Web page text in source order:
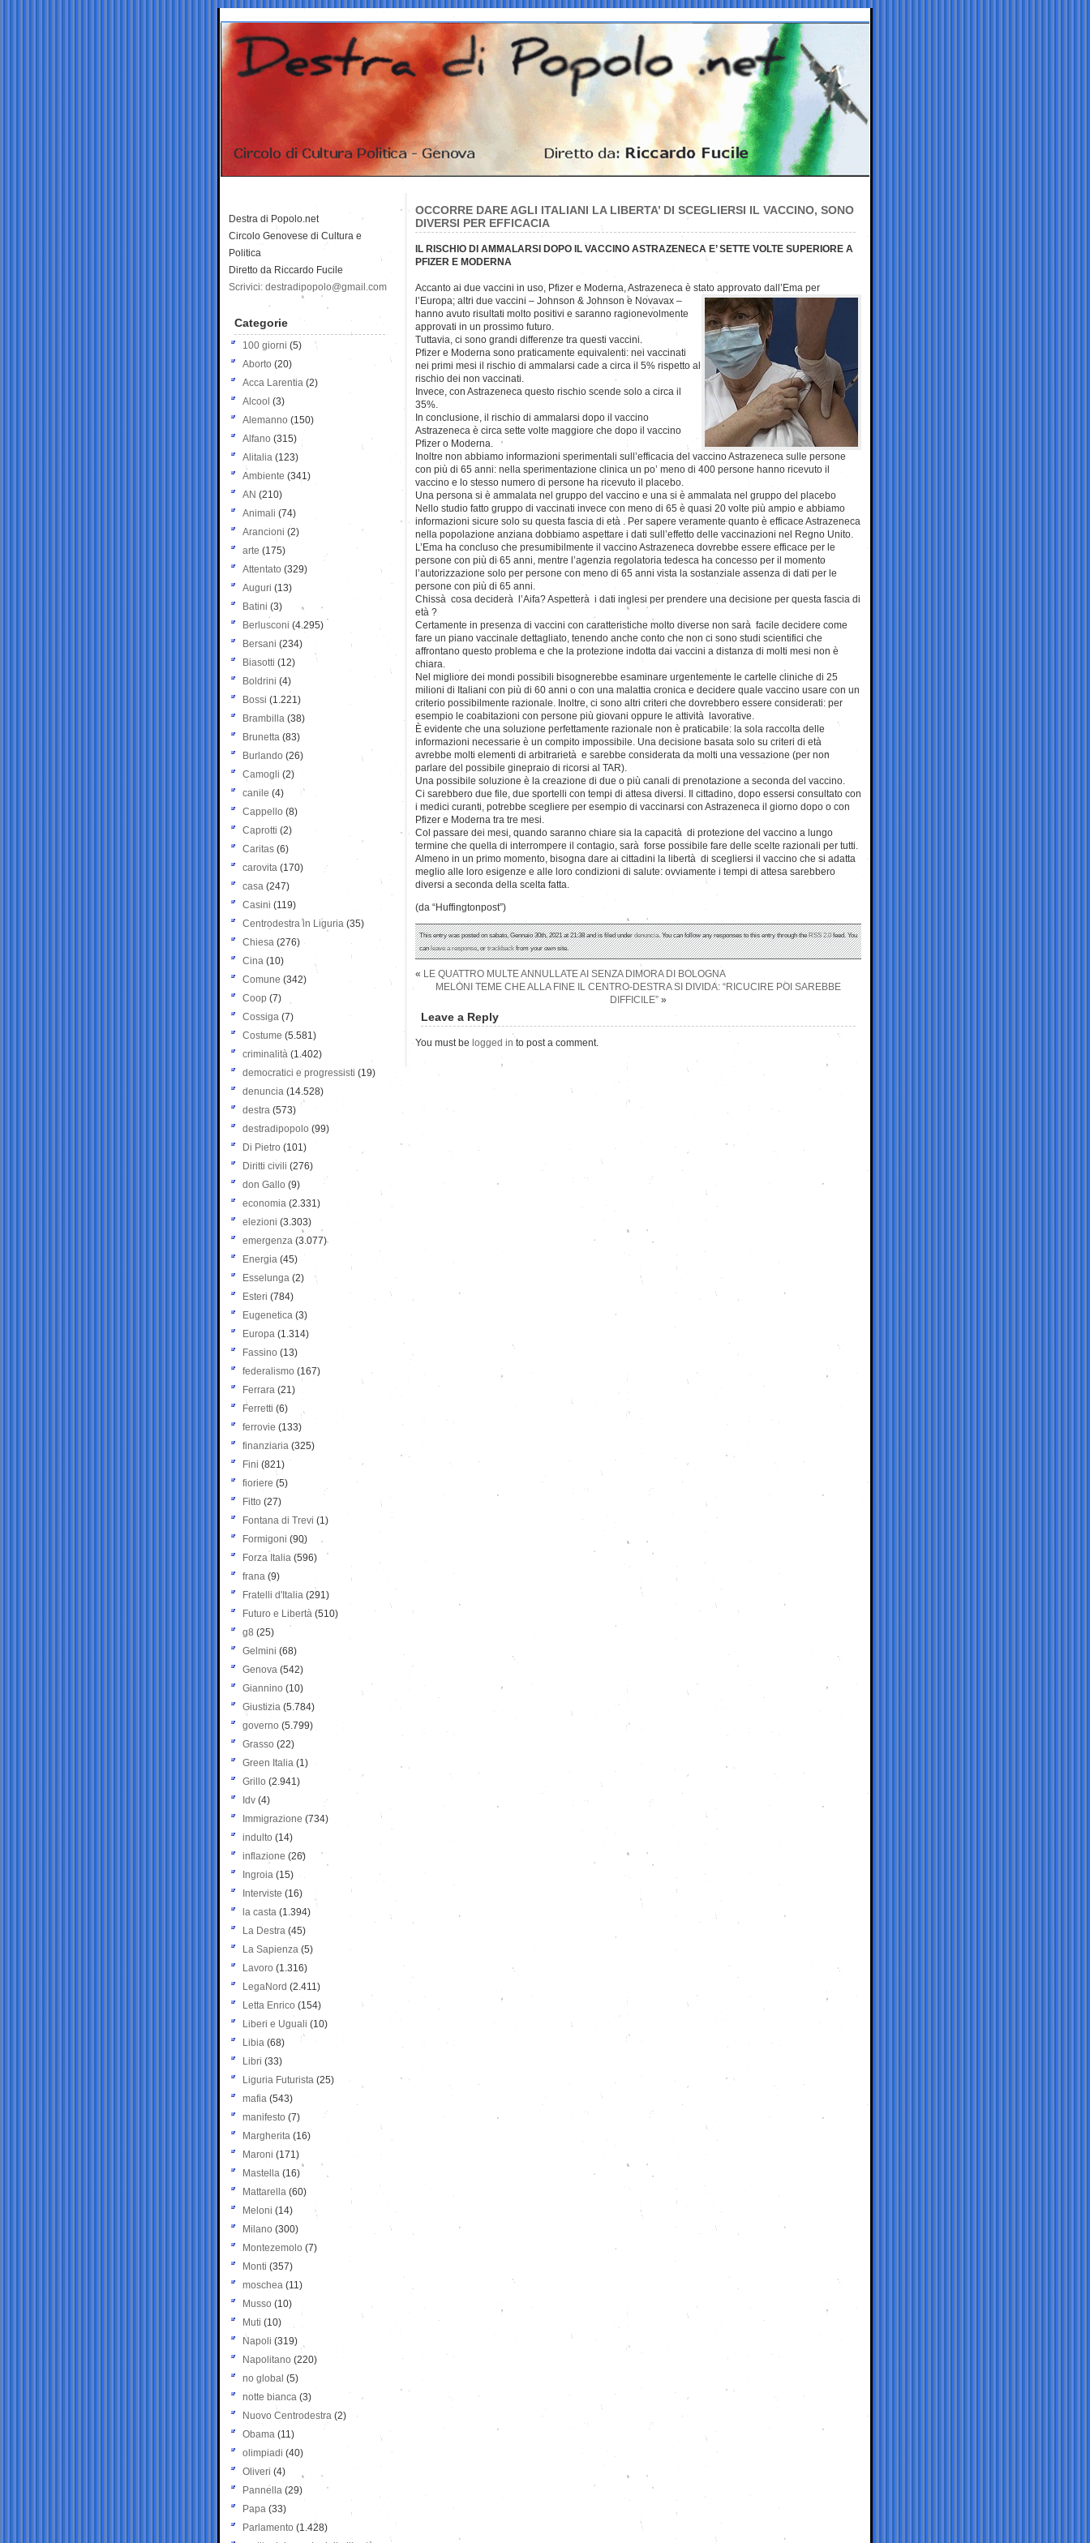
OCCORRE DARE AGLI ITALIANI LA LIBERTA’ DI SCEGLIERSI IL VACCINO, SONO
DIVERSI PER EFFICACIA
IL RISCHIO DI AMMALARSI DOPO IL VACCINO ASTRAZENECA E’ SETTE VOLTE SUPERIORE A
PFIZER E MODERNA
Accanto ai due vaccini in uso, Pfizer e Moderna, Astrazeneca è stato approvato dall’Ema per
l’Europa; altri due vaccini – Johnson & Johnson e Novavax –
hanno avuto risultati molto positivi e saranno ragionevolmente
approvati in un prossimo futuro.
Tuttavia, ci sono grandi differenze tra questi vaccini.
Pfizer e Moderna sono praticamente equivalenti: nei vaccinati
nei primi mesi il rischio di ammalarsi cade a circa il 5% rispetto al
rischio dei non vaccinati.
Invece, con Astrazeneca questo rischio scende solo a circa il
35%.
In conclusione, il rischio di ammalarsi dopo il vaccino
Astrazeneca è circa sette volte maggiore che dopo il vaccino
Pfizer o Moderna.
Inoltre non abbiamo informazioni sperimentali sull’efficacia del vaccino Astrazeneca sulle persone
con più di 65 anni: nella sperimentazione clinica un po’ meno di 400 persone hanno ricevuto il
vaccino e lo stesso numero di persone ha ricevuto il placebo.
Una persona si è ammalata nel gruppo del vaccino e una si è ammalata nel gruppo del placebo
Nello studio fatto gruppo di vaccinati invece con meno di 65 è quasi 20 volte più ampio e abbiamo
informazioni sicure solo su questa fascia di età . Per sapere veramente quanto è efficace Astrazeneca
nella popolazione anziana dobbiamo aspettare i dati sull’effetto delle vaccinazioni nel Regno Unito.
L’Ema ha concluso che presumibilmente il vaccino Astrazeneca dovrebbe essere efficace per le
persone con più di 65 anni, mentre l’agenzia regolatoria tedesca ha concesso per il momento
l’autorizzazione solo per persone con meno di 65 anni vista la sostanziale assenza di dati per le
persone con più di 65 anni.
Chissà cosa deciderà l’Aifa? Aspetterà i dati inglesi per prendere una decisione per questa fascia di
età ?
Certamente in presenza di vaccini con caratteristiche molto diverse non sarà facile decidere come
fare un piano vaccinale dettagliato, tenendo anche conto che non ci sono studi scientifici che
affrontano questo problema e che la protezione indotta dai vaccini a distanza di molti mesi non è
chiara.
Nel migliore dei mondi possibili bisognerebbe esaminare urgentemente le cartelle cliniche di 25
milioni di Italiani con più di 60 anni o con una malattia cronica e decidere quale vaccino usare con un
criterio possibilmente razionale. Inoltre, ci sono altri criteri che dovrebbero essere considerati: per
esempio le coabitazioni con persone più giovani oppure le attività lavorative.
È evidente che una soluzione perfettamente razionale non è praticabile: la sola raccolta delle
informazioni necessarie è un compito impossibile. Una decisione basata solo su criteri di età
avrebbe molti elementi di arbitrarietà e sarebbe considerata da molti una vessazione (per non
parlare del possibile ginepraio di ricorsi al TAR).
Una possibile soluzione è la creazione di due o più canali di prenotazione a seconda del vaccino.
Ci sarebbero due file, due sportelli con tempi di attesa diversi. Il cittadino, dopo essersi consultato con
i medici curanti, potrebbe scegliere per esempio di vaccinarsi con Astrazeneca il giorno dopo o con
Pfizer e Moderna tra tre mesi.
Col passare dei mesi, quando saranno chiare sia la capacità di protezione del vaccino a lungo
termine che quella di interrompere il contagio, sarà forse possibile fare delle scelte razionali per tutti.
Almeno in un primo momento, bisogna dare ai cittadini la libertà di scegliersi il vaccino che si adatta
meglio alle loro esigenze e alle loro condizioni di salute: ovviamente i tempi di attesa sarebbero
diversi a seconda della scelta fatta.
(da “Huffingtonpost”)
This entry was posted on sabato, Gennaio 30th, 2021 at 21:38 and is filed underdenuncia. You can follow any responses to this entry through theRSS 2.0feed. You
canleave a response, ortrackbackfrom your own site.
« LE QUATTRO MULTE ANNULLATE AI SENZA DIMORA DI BOLOGNA
MELONI TEME CHE ALLA FINE IL CENTRO-DESTRA SI DIVIDA: “RICUCIRE POI SAREBBE
DIFFICILE” »
Leave a Reply
You must be logged in to post a comment.
Destra di Popolo.net
Circolo Genovese di Cultura e
Politica
Diretto da Riccardo Fucile
Scrivici: destradipopolo@gmail.com
Categorie
100 giorni (5)
Aborto (20)
Acca Larentia (2)
Alcool (3)
Alemanno (150)
Alfano (315)
Alitalia (123)
Ambiente (341)
AN (210)
Animali (74)
Arancioni (2)
arte (175)
Attentato (329)
Auguri (13)
Batini (3)
Berlusconi (4.295)
Bersani (234)
Biasotti (12)
Boldrini (4)
Bossi (1.221)
Brambilla (38)
Brunetta (83)
Burlando (26)
Camogli (2)
canile (4)
Cappello (8)
Caprotti (2)
Caritas (6)
carovita (170)
casa (247)
Casini (119)
Centrodestra in Liguria (35)
Chiesa (276)
Cina (10)
Comune (342)
Coop (7)
Cossiga (7)
Costume (5.581)
criminalità (1.402)
democratici e progressisti (19)
denuncia (14.528)
destra (573)
destradipopolo (99)
Di Pietro (101)
Diritti civili (276)
don Gallo (9)
economia (2.331)
elezioni (3.303)
emergenza (3.077)
Energia (45)
Esselunga (2)
Esteri (784)
Eugenetica (3)
Europa (1.314)
Fassino (13)
federalismo (167)
Ferrara (21)
Ferretti (6)
ferrovie (133)
finanziaria (325)
Fini (821)
fioriere (5)
Fitto (27)
Fontana di Trevi (1)
Formigoni (90)
Forza Italia (596)
frana (9)
Fratelli d'Italia (291)
Futuro e Libertà (510)
g8 (25)
Gelmini (68)
Genova (542)
Giannino (10)
Giustizia (5.784)
governo (5.799)
Grasso (22)
Green Italia (1)
Grillo (2.941)
Idv (4)
Immigrazione (734)
indulto (14)
inflazione (26)
Ingroia (15)
Interviste (16)
la casta (1.394)
La Destra (45)
La Sapienza (5)
Lavoro (1.316)
LegaNord (2.411)
Letta Enrico (154)
Liberi e Uguali (10)
Libia (68)
Libri (33)
Liguria Futurista (25)
mafia (543)
manifesto (7)
Margherita (16)
Maroni (171)
Mastella (16)
Mattarella (60)
Meloni (14)
Milano (300)
Montezemolo (7)
Monti (357)
moschea (11)
Musso (10)
Muti (10)
Napoli (319)
Napolitano (220)
no global (5)
notte bianca (3)
Nuovo Centrodestra (2)
Obama (11)
olimpiadi (40)
Oliveri (4)
Pannella (29)
Papa (33)
Parlamento (1.428)